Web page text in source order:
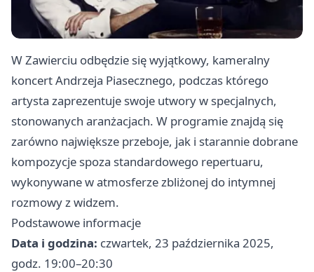
W Zawierciu odbędzie się wyjątkowy, kameralny
koncert Andrzeja Piasecznego, podczas którego
artysta zaprezentuje swoje utwory w specjalnych,
stonowanych aranżacjach. W programie znajdą się
zarówno największe przeboje, jak i starannie dobrane
kompozycje spoza standardowego repertuaru,
wykonywane w atmosferze zbliżonej do intymnej
rozmowy z widzem.
Podstawowe informacje
Data i godzina: czwartek, 23 października 2025,
godz. 19:00–20:30